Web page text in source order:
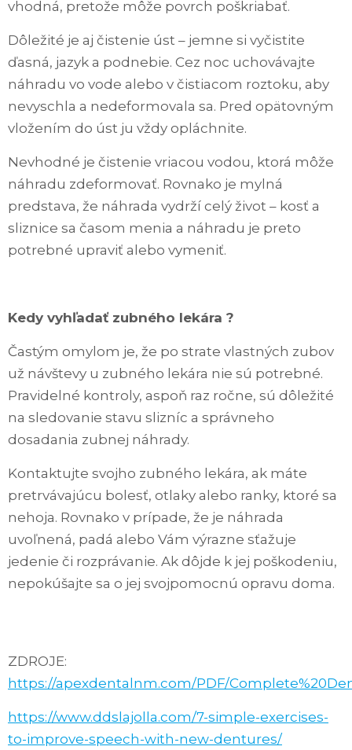
vhodná, pretože môže povrch poškriabať.
Dôležité je aj čistenie úst – jemne si vyčistite
ďasná, jazyk a podnebie. Cez noc uchovávajte
náhradu vo vode alebo v čistiacom roztoku, aby
nevyschla a nedeformovala sa. Pred opätovným
vložením do úst ju vždy opláchnite.
Nevhodné je čistenie vriacou vodou, ktorá môže
náhradu zdeformovať. Rovnako je mylná
predstava, že náhrada vydrží celý život – kosť a
sliznice sa časom menia a náhradu je preto
potrebné upraviť alebo vymeniť.
Kedy vyhľadať zubného lekára ?
Častým omylom je, že po strate vlastných zubov
už návštevy u zubného lekára nie sú potrebné.
Pravidelné kontroly, aspoň raz ročne, sú dôležité
na sledovanie stavu slizníc a správneho
dosadania zubnej náhrady.
Kontaktujte svojho zubného lekára, ak máte
pretrvávajúcu bolesť, otlaky alebo ranky, ktoré sa
nehoja. Rovnako v prípade, že je náhrada
uvoľnená, padá alebo Vám výrazne sťažuje
jedenie či rozprávanie. Ak dôjde k jej poškodeniu,
nepokúšajte sa o jej svojpomocnú opravu doma.
ZDROJE:
https://apexdentalnm.com/PDF/
https://www.ddslajolla.com/7-simple-exercises-
to-improve-speech-with-new-dentures/